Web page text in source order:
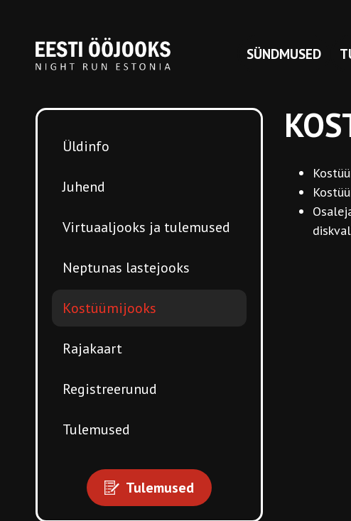
SÜNDMUSED
Üldinfo
Juhend
Virtuaaljooks ja tulemused
Neptunas lastejooks
Kostüümijooks
Rajakaart
Registreerunud
Tulemused
Tulemused